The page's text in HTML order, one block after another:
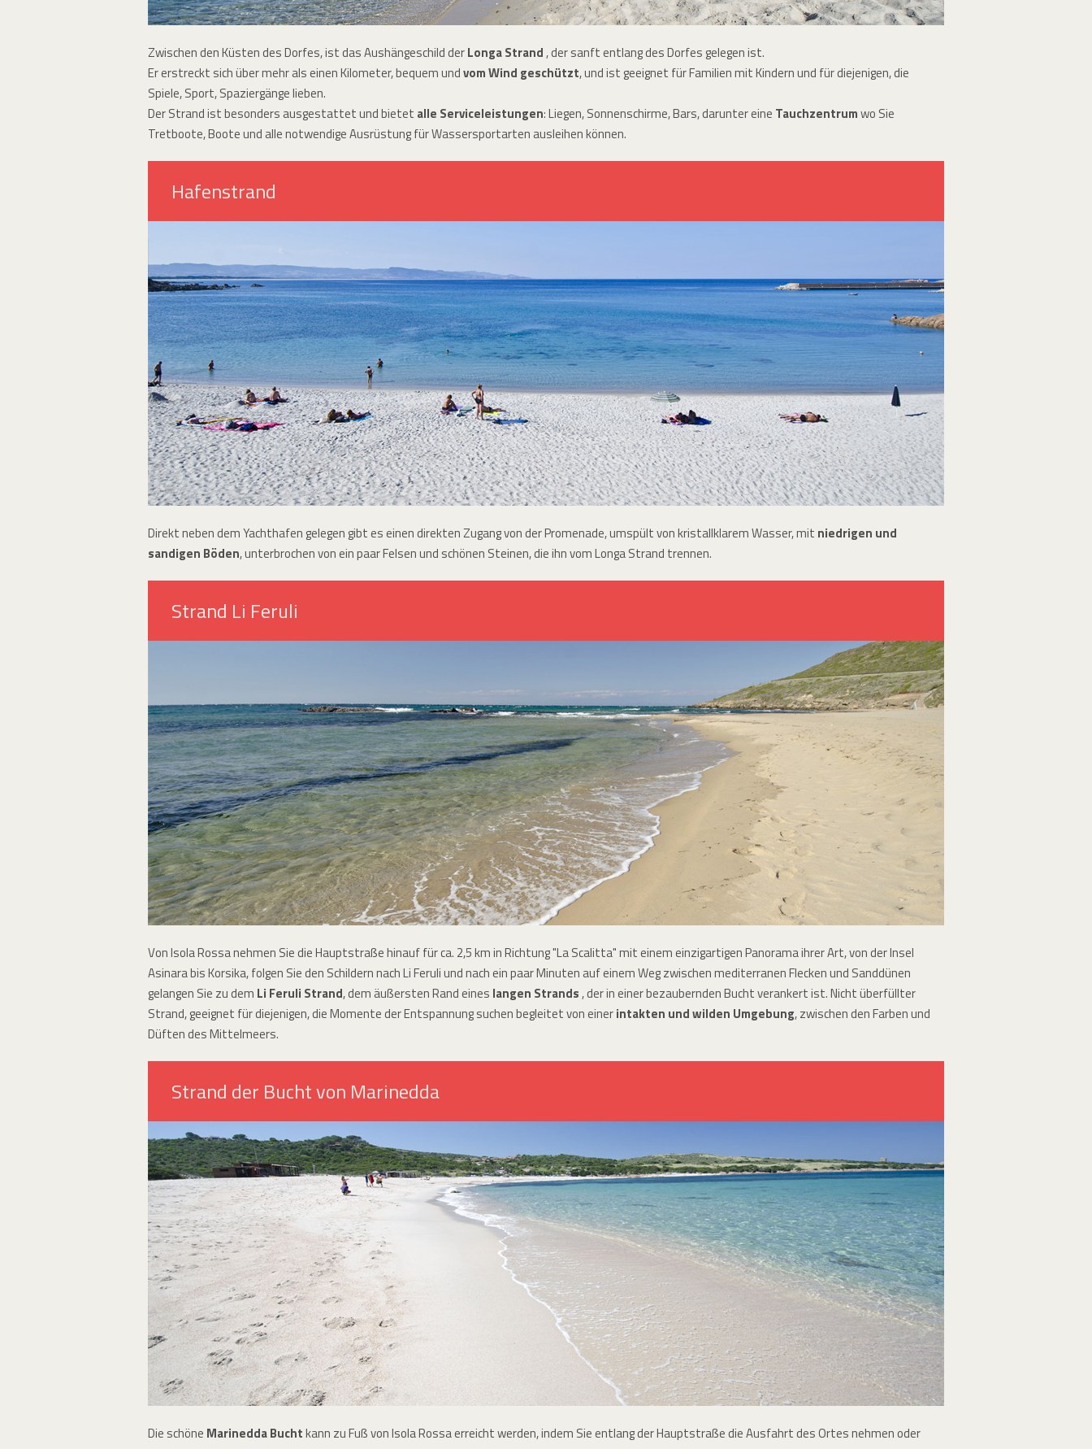
Zwischen den Küsten des Dorfes, ist das Aushängeschild derLonga Strand, der sanft entlang des Dorfes gelegen ist.
Er erstreckt sich über mehr als einen Kilometer, bequem undvom Wind geschützt, und ist geeignet für Familien mit Kindern und für diejenigen, die
Spiele, Sport, Spaziergänge lieben.
Der Strand ist besonders ausgestattet und bietet alle Serviceleistungen: Liegen, Sonnenschirme, Bars, darunter eine Tauchzentrumwo Sie
Tretboote, Boote und alle notwendige Ausrüstung für Wassersportarten ausleihen können.
Hafenstrand
Direkt neben dem Yachthafen gelegen gibt es einen direkten Zugang von der Promenade, umspült von kristallklarem Wasser, mit niedrigen und
sandigen Böden, unterbrochen von ein paar Felsen und schönen Steinen, die ihn vom Longa Strand trennen.
Strand Li Feruli
Von Isola Rossa nehmen Sie die Hauptstraße hinauf für ca. 2,5 km in Richtung "La Scalitta" mit einem einzigartigen Panorama ihrer Art, von der Insel
Asinara bis Korsika, folgen Sie den Schildern nach Li Feruli und nach ein paar Minuten auf einem Weg zwischen mediterranen Flecken und Sanddünen
gelangen Sie zu dem Li Feruli Strand, dem äußersten Rand eines langen Strands, der in einer bezaubernden Bucht verankert ist. Nicht überfüllter
Strand, geeignet für diejenigen, die Momente der Entspannung suchen begleitet von einerintakten und wilden Umgebung, zwischen den Farben und
Düften des Mittelmeers.
Strand der Bucht von Marinedda
Die schöne Marinedda Buchtkann zu Fuß von Isola Rossa erreicht werden, indem Sie entlang der Hauptstraße die Ausfahrt des Ortes nehmen oder